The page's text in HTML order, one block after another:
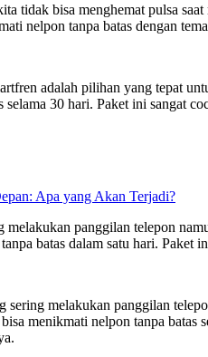
tidak bisa menghemat pulsa
nelpon tanpa batas dengan
adalah pilihan yang tepat
selama 30 hari. Paket ini sangat
Apa yang Akan Terjadi?
melakukan panggilan telepon
batas dalam satu hari. Paket
sering melakukan panggilan
menikmati nelpon tanpa